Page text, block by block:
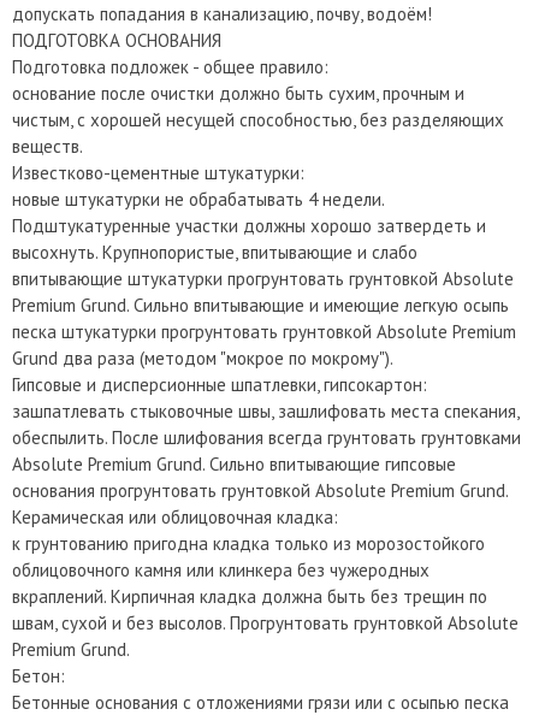
допускать попадания в канализацию, почву, водоём!
ПОДГОТОВКА ОСНОВАНИЯ
Подготовка подложек - общее правило:
основание после очистки должно быть сухим, прочным и
чистым, с хорошей несущей способностью, без разделяющих
веществ.
Известково-цементные штукатурки:
новые штукатурки не обрабатывать 4 недели.
Подштукатуренные участки должны хорошо затвердеть и
высохнуть. Крупнопористые, впитывающие и слабо
впитывающие штукатурки прогрунтовать грунтовкой Absolute
Premium Grund. Сильно впитывающие и имеющие легкую осыпь
песка штукатурки прогрунтовать грунтовкой Absolute Premium
Grund два раза (методом "мокрое по мокрому").
Гипсовые и дисперсионные шпатлевки, гипсокартон:
зашпатлевать стыковочные швы, зашлифовать места спекания,
обеспылить. После шлифования всегда грунтовать грунтовками
Absolute Premium Grund. Сильно впитывающие гипсовые
основания прогрунтовать грунтовкой Absolute Premium Grund.
Керамическая или облицовочная кладка:
к грунтованию пригодна кладка только из морозостойкого
облицовочного камня или клинкера без чужеродных
вкраплений. Кирпичная кладка должна быть без трещин по
швам, сухой и без высолов. Прогрунтовать грунтовкой Absolute
Premium Grund.
Бетон:
Бетонные основания с отложениями грязи или с осыпью песка